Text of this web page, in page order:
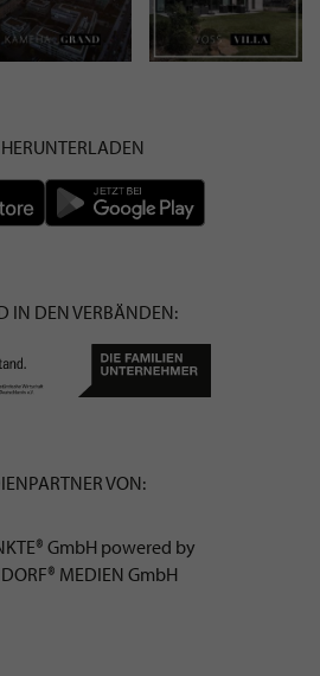
IN DEN VERBÄNDEN:
VON:
GmbH powered by
MEDIEN GmbH